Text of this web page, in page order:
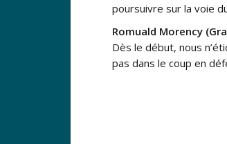
poursuivre sur la voie
Romuald Morency
Dès le début, nous
pas dans le coup en